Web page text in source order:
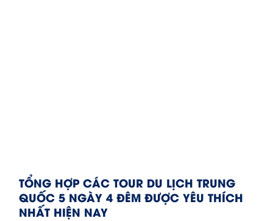
TỔNG HỢP CÁC TOUR DU LỊCH TRUNG
QUỐC 5 NGÀY 4 ĐÊM ĐƯỢC YÊU THÍCH
NHẤT HIỆN NAY